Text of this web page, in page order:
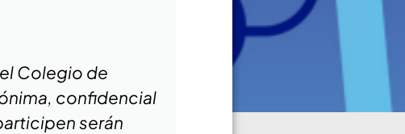
Colegio de
confidencial
serán